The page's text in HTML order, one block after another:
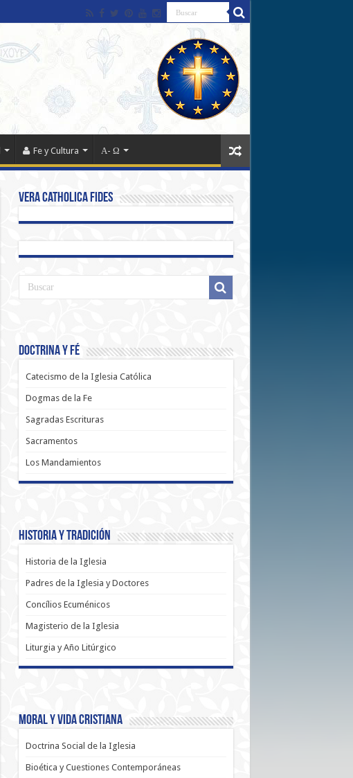
Fe y Cultura Α- Ω
Vera Catholica Fides
Doctrina y Fé
Catecismo de la Iglesia Católica
Dogmas de la Fe
Sagradas Escrituras
Sacramentos
Los Mandamientos
Historia y Tradición
Historia de la Iglesia
Padres de la Iglesia y Doctores
Concílios Ecuménicos
Magisterio de la Iglesia
Liturgia y Año Litúrgico
Moral y Vida Cristiana
Doctrina Social de la Iglesia
Bioética y Cuestiones Contemporáneas